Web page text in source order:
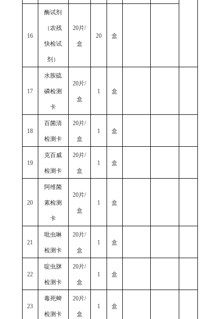
16
酶试剂
（农残
快检试
剂）
20片/
盒
20 盒
17
水胺硫
磷检测
卡
20片/
盒
1 盒
18
百菌清
检测卡
20片/
盒
1 盒
19
克百威
检测卡
20片/
盒
1 盒
20
阿维菌
素检测
卡
20片/
盒
1 盒
21
吡虫啉
检测卡
20片/
盒
1 盒
22
啶虫脒
检测卡
20片/
盒
1 盒
23
毒死蜱
检测卡
20片/
盒
1 盒